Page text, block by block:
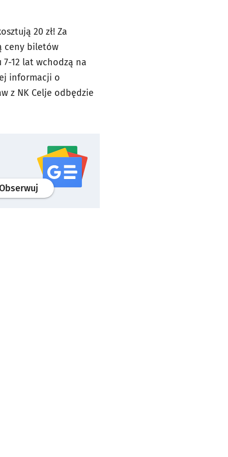
20 zł! Za
ceny biletów
12 lat wchodzą na
informacji o
z NK Celje odbędzie
profilgoogle news